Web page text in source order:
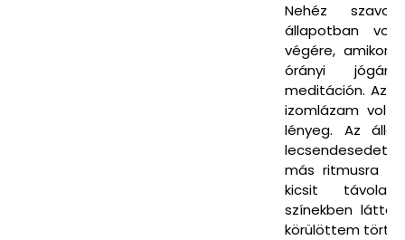
Nehéz
állapotban
végére, amikor
órányi
meditáción. Az
izomlázam
lényeg. Az
lecsendesedett.
más ritmusra
kicsit
színekben
körülöttem